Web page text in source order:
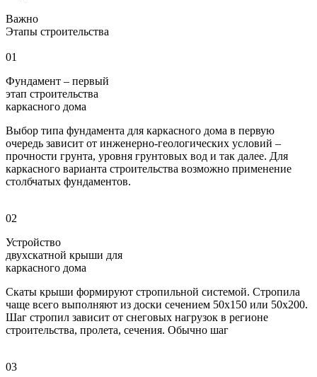
Важно
Этапы строительства
01
Фундамент – первый
этап строительства
каркасного дома
Выбор типа фундамента для каркасного дома в первую
очередь зависит от инженерно-геологических условий –
прочности грунта, уровня грунтовых вод и так далее. Для
каркасного варианта строительства возможно применение
столбчатых фундаментов.
02
Устройство
двухскатной крыши для
каркасного дома
Скаты крыши формируют стропильной системой. Стропила
чаще всего выполняют из доски сечением 50х150 или 50х200.
Шаг стропил зависит от снеговых нагрузок в регионе
строительства, пролета, сечения. Обычно шаг
03